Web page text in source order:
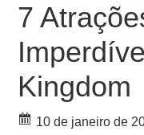
7
Kingdom
10 de janeiro de